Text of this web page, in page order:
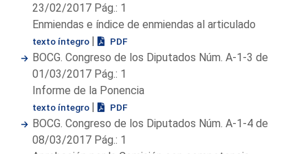
23/02/2017 Pág.: 1
Enmiendas e índice de enmiendas al articulado
texto íntegro | PDF
BOCG. Congreso de los Diputados Núm. A-1-3 de
01/03/2017 Pág.: 1
Informe de la Ponencia
texto íntegro | PDF
BOCG. Congreso de los Diputados Núm. A-1-4 de
08/03/2017 Pág.: 1